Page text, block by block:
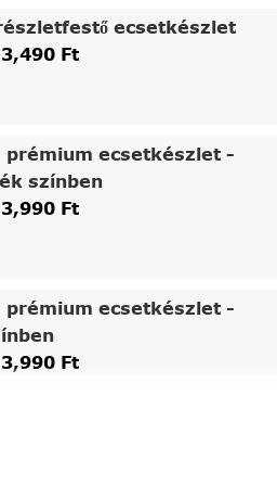
ecsetkészlet
3,490 Ft
prémium ecsetkészlet -
színben
3,990 Ft
prémium ecsetkészlet -
3,990 Ft
festőállvány